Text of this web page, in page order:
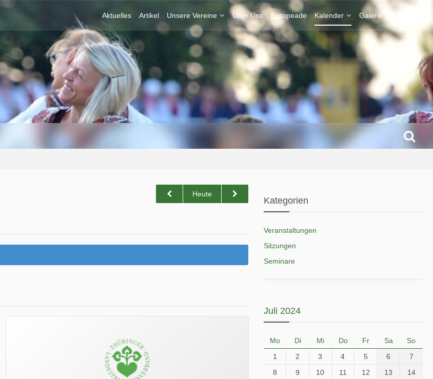
Aktuelles Artikel Unsere Vereine Über Uns Europeade Kalender Galerie
Heute
Kategorien
Veranstaltungen
Sitzungen
Seminare
Juli 2024
Mo Di Mi Do Fr Sa
So
1
2 3 4 5 6
7
8
9 10 11 12 13
14